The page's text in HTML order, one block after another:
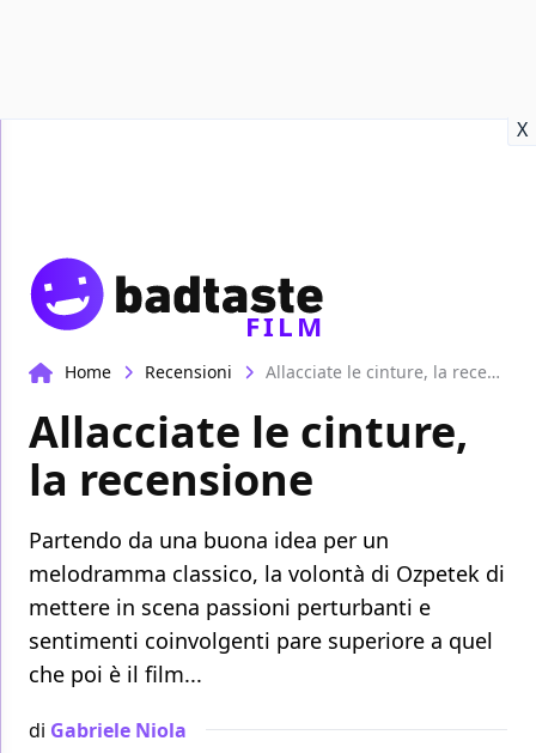
X
FILM
Home Recensioni Allacciate le cinture, la recensione
Allacciate le cinture,
la recensione
Partendo da una buona idea per un
melodramma classico, la volontà di Ozpetek di
mettere in scena passioni perturbanti e
sentimenti coinvolgenti pare superiore a quel
che poi è il film...
di Gabriele Niola